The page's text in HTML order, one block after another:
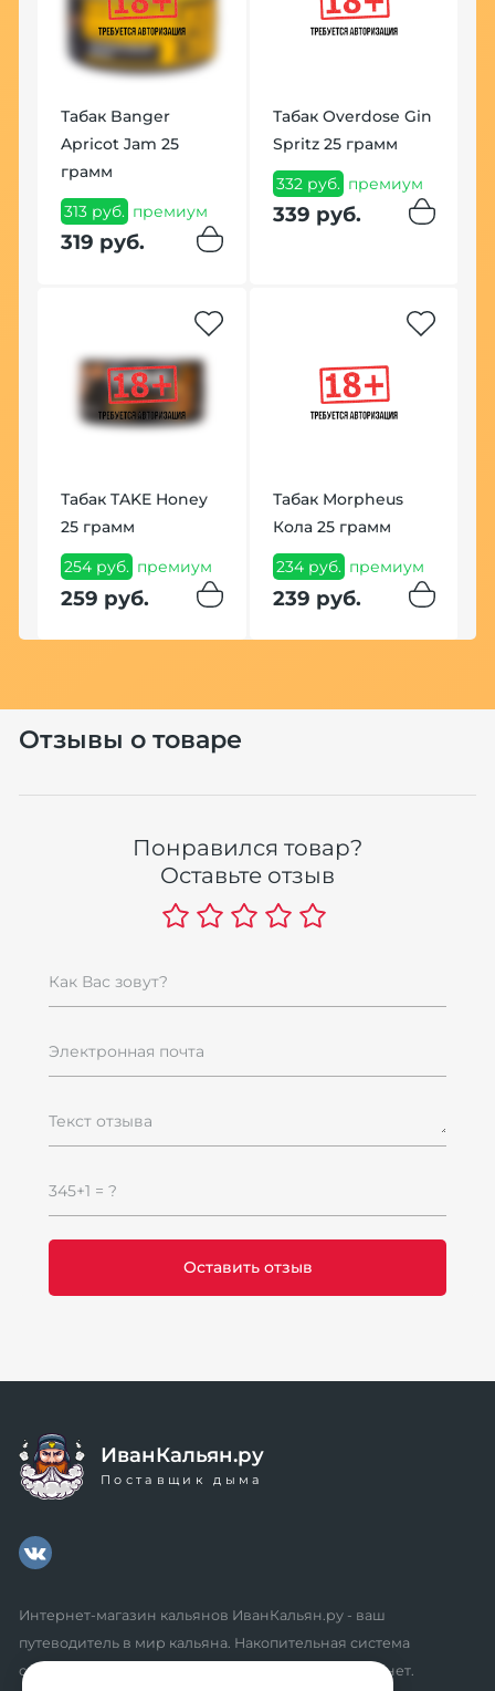
Табак Banger
Apricot Jam 25
грамм
313 руб. премиум
319 руб.
Табак Overdose Gin
Spritz 25 грамм
332 руб. премиум
339 руб.
Табак TAKE Honey
25 грамм
254 руб. премиум
259 руб.
Табак Morpheus
Кола 25 грамм
234 руб. премиум
239 руб.
Отзывы о товаре
Понравился товар?
Оставьте отзыв
Как Вас зовут?
Электронная почта
Текст отзыва
345+1 = ?
ИванКальян.ру
Поставщик дыма
Интернет-магазин кальянов ИванКальян.ру - ваш
путеводитель в мир кальяна. Накопительная система
скидок, промокоды, акции. Удобный личный кабинет.